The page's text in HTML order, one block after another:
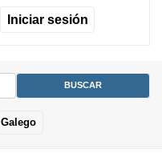
Iniciar sesión
Galego